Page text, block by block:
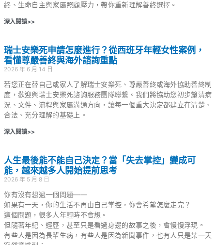
終、生命自主與家屬照顧壓力，帶你重新理解善終選擇。
深入閱讀>>
瑞士安樂死申請怎麼進行？從西班牙年輕女性案例，
看懂尊嚴善終與海外諮詢重點
2026 年 6 月 14 日
若您正在替自己或家人了解瑞士安樂死、尊嚴善終或海外協助善終制
度，歡迎與瑞士安樂死諮詢服務團隊聯繫。我們將協助您初步釐清病
況、文件、流程與家屬溝通方向，讓每一個重大決定都建立在清楚、
合法、充分理解的基礎上。
深入閱讀>>
人生最後能不能自己決定？當「失去掌控」變成可
能，越來越多人開始提前思考
2026 年 5 月 8 日
你有沒有想過一個問題——
如果有一天，你的生活不再由自己掌控，你會希望怎麼走完？
這個問題，很多人年輕時不會想。
但隨著年紀、經歷，甚至只是看過身邊的故事之後，會慢慢浮現。
有些人是因為長輩生病，有些人是因為新聞事件，也有人只是某一天